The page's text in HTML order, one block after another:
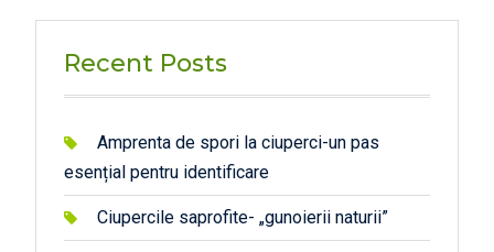
Recent Posts
Amprenta de spori la ciuperci-un pas
esențial pentru identificare
Ciupercile saprofite- „gunoierii naturii”